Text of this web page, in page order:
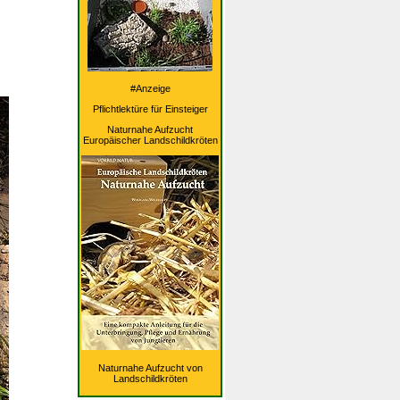
#Anzeige
Pflichtlektüre für Einsteiger
Naturnahe Aufzucht
Europäischer Landschildkröten
Naturnahe Aufzucht von
Landschildkröten